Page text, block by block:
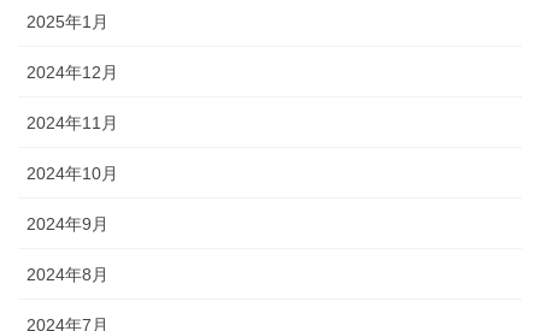
2025年1月
2024年12月
2024年11月
2024年10月
2024年9月
2024年8月
2024年7月